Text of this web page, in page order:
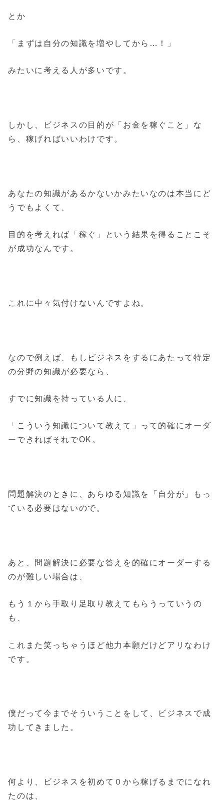
とか
「まずは自分の知識を増やしてから…！」
みたいに考える人が多いです。
しかし、ビジネスの目的が「お金を稼ぐこと」な
ら、稼げればいいわけです。
あなたの知識があるかないかみたいなのは本当にど
うでもよくて、
目的を考えれば「稼ぐ」という結果を得ることこそ
が成功なんです。
これに中々気付けないんですよね。
なので例えば、もしビジネスをするにあたって特定
の分野の知識が必要なら、
すでに知識を持っている人に、
「こういう知識について教えて」って的確にオーダ
ーできればそれでOK。
問題解決のときに、あらゆる知識を「自分が」もっ
ている必要はないので。
あと、問題解決に必要な答えを的確にオーダーする
のが難しい場合は、
もう１から手取り足取り教えてもらうっていうの
も、
これまた笑っちゃうほど他力本願だけどアリなわけ
です。
僕だって今までそういうことをして、ビジネスで成
功してきました。
何より、ビジネスを初めて０から稼げるまでになれ
たのは、